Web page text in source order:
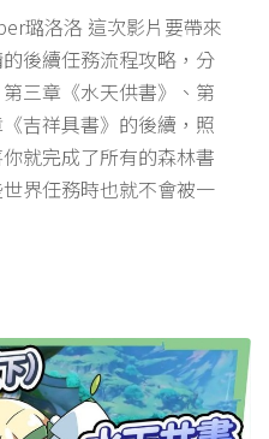
璐洛洛 這次影片要帶來
後續任務流程攻略，分
三章《水天供書》、第
吉祥具書》的後續，照
就完成了所有的森林書
界任務時也就不會被一